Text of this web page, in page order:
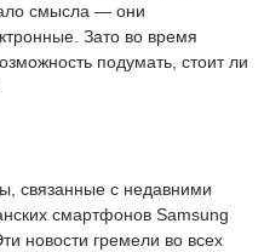
смысла — они
Зато во время
подумать, стоит ли
связанные с недавними
смартфонов Samsung
новости гремели во всех